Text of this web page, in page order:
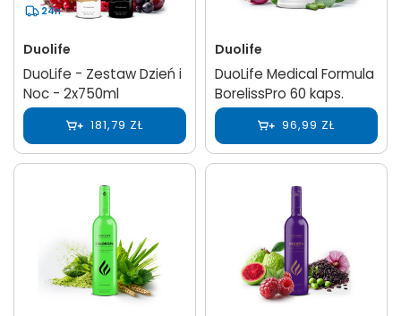
24h
Duolife
DuoLife - Zestaw Dzień i
Noc - 2x750ml
181,79 ZŁ
Duolife
DuoLife Medical Formula
BorelissPro 60 kaps.
96,99 ZŁ